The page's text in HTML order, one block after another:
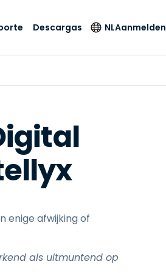
en
On-
Endpointdetectie en
-respons
Foxpass Wifi Access
& Control
Publieke
& Accounting
bedrijfstakken
Descargas NL
Français
Italiano
Português
繁體中文
Aanmelden
enige afwijking of
als uitmuntend op